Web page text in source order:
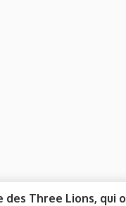
des Three Lions, qui